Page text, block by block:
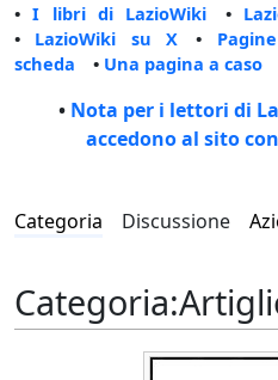
•I libri di LazioWiki •
• LazioWiki su X •
scheda • Una pagina a caso
• Nota per i lettori di
accedono al sito
Categoria Discussione
Categoria: